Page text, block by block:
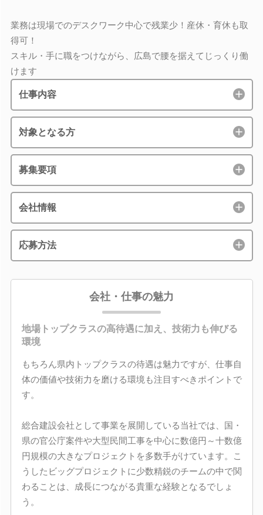
業務は現場でのデスクワーク中心で残業少！産休・育休も取
得可！
スキル・手に職をつけながら、広島で腰を据えてじっくり働
けます
仕事内容
対象となる方
募集要項
会社情報
応募方法
会社・仕事の魅力
地場トップクラスの高待遇に加え、技術力も伸びる
環境
もちろん県内トップクラスの待遇は魅力ですが、仕事自
体の価値や技術力を磨ける環境も注目すべきポイントで
す。
総合建設会社として事業を展開している当社では、国・
県の官公庁案件や大型民間工事を中心に数億円～十数億
円規模の大きなプロジェクトを多数手がけています。こ
うしたビッグプロジェクトに少数精鋭のチームの中で関
わることは、成長につながる貴重な経験となるでしょ
う。